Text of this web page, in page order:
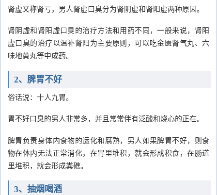
肾虚又称肾亏，男人肾虚口臭分为肾阴虚和肾阳虚两种原因。
肾阴虚和肾阳虚口臭的治疗方法和用药不同，一般来说，肾阳
虚口臭的治疗以温补肾阳为主要原则，可以吃金匮肾气丸、六
味地黄丸等中成药。
2、脾胃不好
俗话说：十人九胃。
胃不好口臭的男人非常多，并且常常伴有泛酸和烧心的正在。
脾胃负责身体内食物的运化和腐熟，男人如果脾胃不好，则食
物在体内无法正常消化，在胃里堆积，就会形成积食，在肠道
里堆积，就会形成粪礁。
3、抽烟喝酒